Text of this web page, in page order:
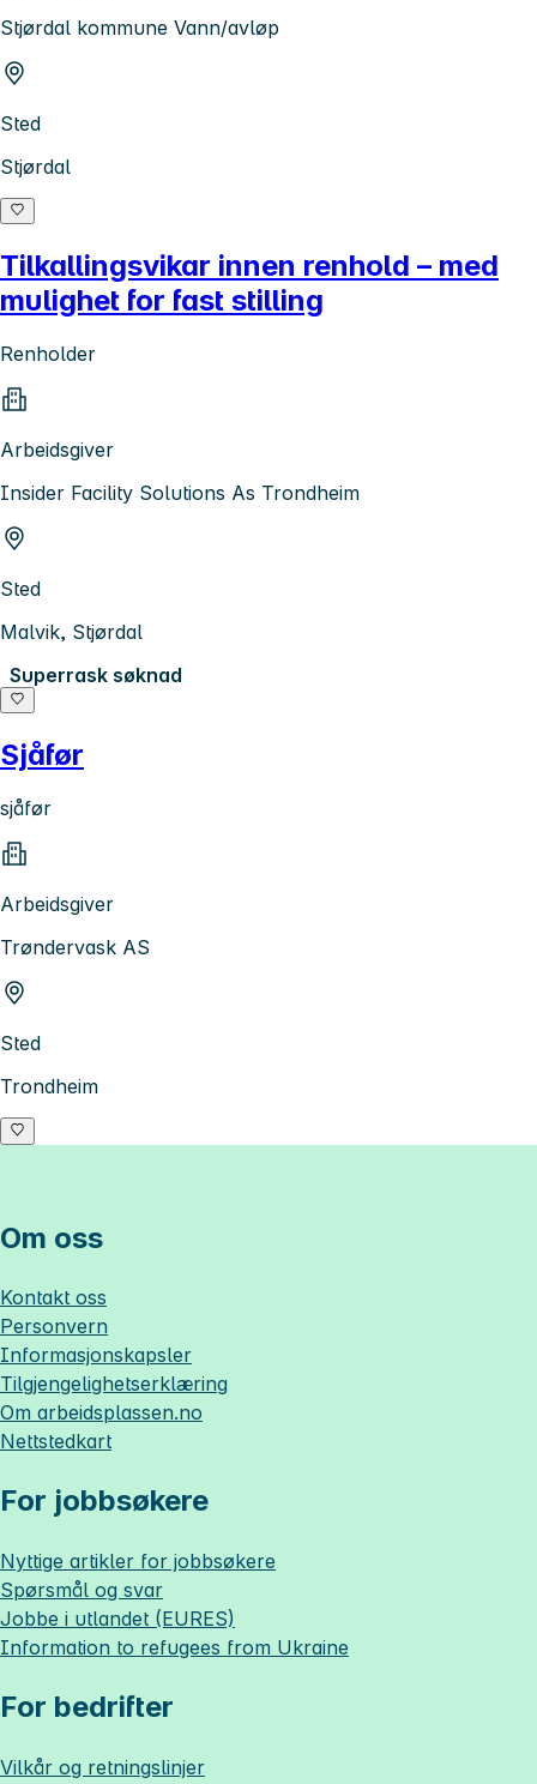
Stjørdal kommune Vann/avløp
Sted
Stjørdal
Tilkallingsvikar innen renhold – med
mulighet for fast stilling
Renholder
Arbeidsgiver
Insider Facility Solutions As Trondheim
Sted
Malvik, Stjørdal
Superrask søknad
Sjåfør
sjåfør
Arbeidsgiver
Trøndervask AS
Sted
Trondheim
Om oss
Kontakt oss
Personvern
Informasjonskapsler
Tilgjengelighetserklæring
Om arbeidsplassen.no
Nettstedkart
For jobbsøkere
Nyttige artikler for jobbsøkere
Spørsmål og svar
Jobbe i utlandet (EURES)
Information to refugees from Ukraine
For bedrifter
Vilkår og retningslinjer